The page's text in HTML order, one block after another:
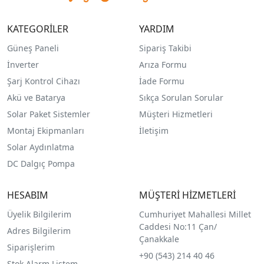
KATEGORİLER
Güneş Paneli
İnverter
Şarj Kontrol Cihazı
Akü ve Batarya
Solar Paket Sistemler
Montaj Ekipmanları
Solar Aydınlatma
DC Dalgıç Pompa
YARDIM
Sipariş Takibi
Arıza Formu
İade Formu
Sıkça Sorulan Sorular
Müşteri Hizmetleri
İletişim
HESABIM
Üyelik Bilgilerim
Adres Bilgilerim
Siparişlerim
MÜŞTERİ HİZMETLERİ
Cumhuriyet Mahallesi Millet
Caddesi No:11 Çan/
Çanakkale
+90 (543) 214 40 46